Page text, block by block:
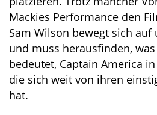
Mackies Performance den
Sam Wilson bewegt sich
und muss herausfinden,
bedeutet, Captain America
die sich weit von ihren
hat.